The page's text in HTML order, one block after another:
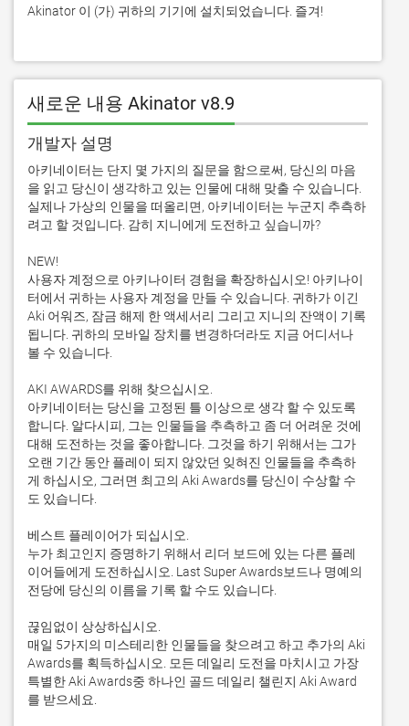
Akinator 이 (가) 귀하의 기기에 설치되었습니다. 즐겨!
새로운 내용 Akinator v8.9
개발자 설명
아키네이터는 단지 몇 가지의 질문을 함으로써, 당신의 마음
을 읽고 당신이 생각하고 있는 인물에 대해 맞출 수 있습니다.
실제나 가상의 인물을 떠올리면, 아키네이터는 누군지 추측하
려고 할 것입니다. 감히 지니에게 도전하고 싶습니까?
NEW!
사용자 계정으로 아키나이터 경험을 확장하십시오! 아키나이
터에서 귀하는 사용자 계정을 만들 수 있습니다. 귀하가 이긴
Aki 어워즈, 잠금 해제 한 액세서리 그리고 지니의 잔액이 기록
됩니다. 귀하의 모바일 장치를 변경하더라도 지금 어디서나
볼 수 있습니다.
AKI AWARDS를 위해 찾으십시오.
아키네이터는 당신을 고정된 틀 이상으로 생각 할 수 있도록
합니다. 알다시피, 그는 인물들을 추측하고 좀 더 어려운 것에
대해 도전하는 것을 좋아합니다. 그것을 하기 위해서는 그가
오랜 기간 동안 플레이 되지 않았던 잊혀진 인물들을 추측하
게 하십시오, 그러면 최고의 Aki Awards를 당신이 수상할 수
도 있습니다.
베스트 플레이어가 되십시오.
누가 최고인지 증명하기 위해서 리더 보드에 있는 다른 플레
이어들에게 도전하십시오. Last Super Awards보드나 명예의
전당에 당신의 이름을 기록 할 수도 있습니다.
끊임없이 상상하십시오.
매일 5가지의 미스테리한 인물들을 찾으려고 하고 추가의 Aki
Awards를 획득하십시오. 모든 데일리 도전을 마치시고 가장
특별한 Aki Awards중 하나인 골드 데일리 챌린지 Aki Award
를 받으세요.